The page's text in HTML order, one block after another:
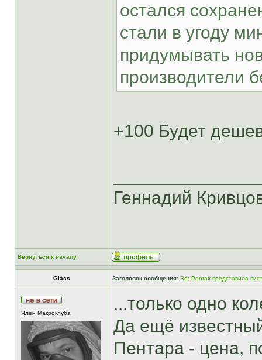
остался
стали в угоду
придумывать
производители
+100 Будет
Геннадий
Вернуться к началу
Glass Заголовок сообщения: Re: Pentax представила
Член Макроклуба
...только одно
Да ещё
Пентара - цена,